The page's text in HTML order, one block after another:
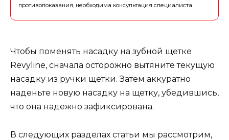
противопоказания, необходима консультация специалиста.
Чтобы поменять насадку на зубной щетке
Revyline, сначала осторожно вытяните текущую
насадку из ручки щетки. Затем аккуратно
наденьте новую насадку на щетку, убедившись,
что она надежно зафиксирована.
В следующих разделах статьи мы рассмотрим,